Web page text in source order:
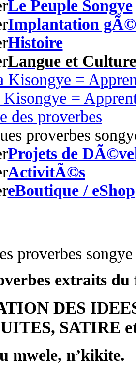
Le Peuple Songye
Implantation
Histoire
Langue et Culture
Kisongye =
=
des proverbes
proverbes
Projets de
ActivitÃ©s
eBoutique / eShop
proverbes songye
extraits
DES
SATIRE
mwele, n’kikite.